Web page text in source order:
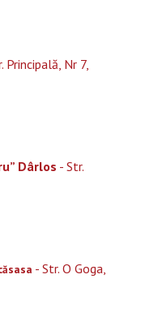
Principală, Nr 7,
Dârlos - Str.
- Str. O Goga,